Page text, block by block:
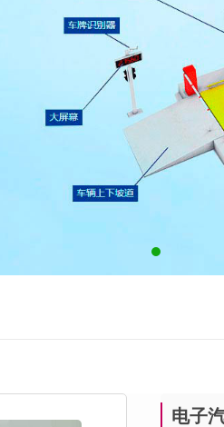
电子